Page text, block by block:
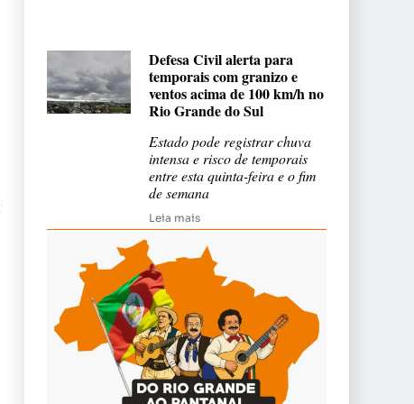
Defesa Civil alerta para
temporais com granizo e
ventos acima de 100 km/h no
Rio Grande do Sul
Estado pode registrar chuva
intensa e risco de temporais
entre esta quinta-feira e o fim
de semana
Leia mais